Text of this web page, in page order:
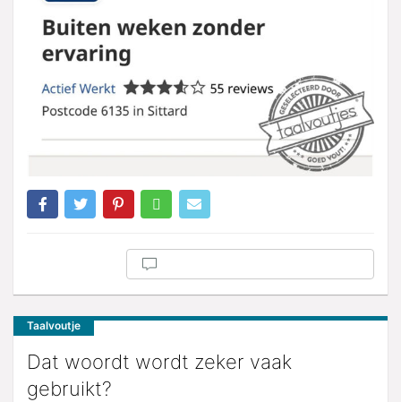
Taalvoutje
Dat woordt wordt zeker vaak
gebruikt?